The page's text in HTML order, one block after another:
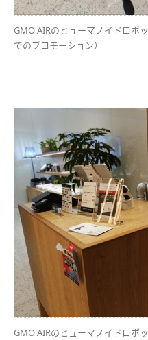
GMO AIRのヒューマノイドロボ
でのプロモーション）
GMO AIRのヒューマノイドロボ